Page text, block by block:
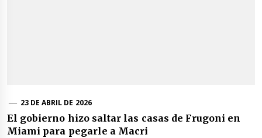
23 DE ABRIL DE 2026
El gobierno hizo saltar las casas de Frugoni en
Miami para pegarle a Macri